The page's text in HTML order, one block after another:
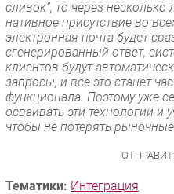
сливок”, то через
нативное присутствие во
электронная почта будет
сгенерированный ответ,
клиентов будут
запросы, и все это станет
функционала. Поэтому уже
осваивать эти технологии и
чтобы не потерять рыночные
Тематики: Интеграция